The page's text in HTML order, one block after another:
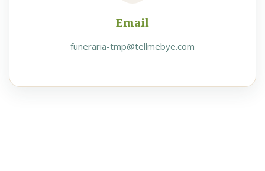
Email
funeraria-tmp@tellmebye.com